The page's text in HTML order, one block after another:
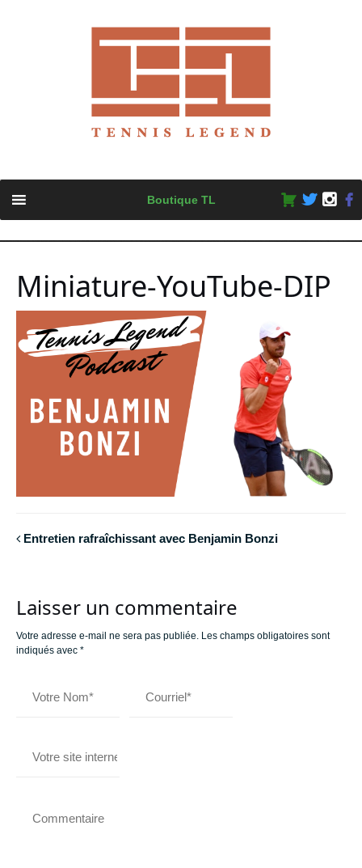
content
Boutique TL
Miniature-YouTube-DIP
Entretien rafraîchissant avec Benjamin Bonzi
Laisser un commentaire
Votre adresse e-mail ne sera pas publiée. Les champs obligatoires sont
indiqués avec *